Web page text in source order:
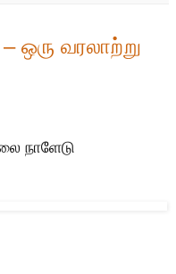
ஒரு வரலாற்று
நாளேடு